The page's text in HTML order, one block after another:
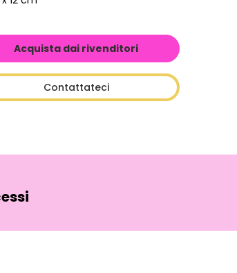
Acquista dai rivenditori
Contattateci